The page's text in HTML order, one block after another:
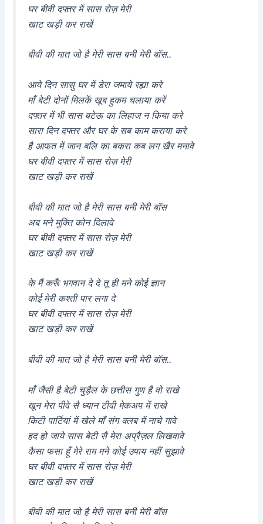
घर बीवी दफ्तर में सास रोज़ मेरी
खाट खड़ी कर राखें
बीवी की मात जो है मेरी सास बनी मेरी बॉस..
आये दिन सासु घर में डेरा जमाये रह्या करे
माँ बेटी दोनों मिलकें खूब हुकम चलाया करें
दफ्तर में भी सास बटेऊ का लिहाज न किया करे
सारा दिन दफ्तर और घर के सब काम कराया करे
है आफत में जान बलि का बकरा कब लग खैर मनावे
घर बीवी दफ्तर में सास रोज़ मेरी
खाट खड़ी कर राखें
बीवी की मात जो है मेरी सास बनी मेरी बॉस
अब मने मुक्ति कोन दिलावे
घर बीवी दफ्तर में सास रोज़ मेरी
खाट खड़ी कर राखें
के मैं करूँ भगवान दे दे तू ही मने कोई ज्ञान
कोई मेरी कश्ती पार लगा दे
घर बीवी दफ्तर में सास रोज़ मेरी
खाट खड़ी कर राखें
बीवी की मात जो है मेरी सास बनी मेरी बॉस..
माँ जैसी है बेटी चुड़ैल के छत्तीस गुण है वो राखे
खून मेरा पीवे सै ध्यान टीवी मेकअप में राखे
किटी पार्टियां में खेले माँ संग क्लब में नाचे गावे
हद हो जाये सास बेटी सै मेरा अप्रैज़ल लिखवावे
कैसा फसा हूँ मेरे राम मने कोई उपाय नहीं सुझावे
घर बीवी दफ्तर में सास रोज़ मेरी
खाट खड़ी कर राखें
बीवी की मात जो है मेरी सास बनी मेरी बॉस